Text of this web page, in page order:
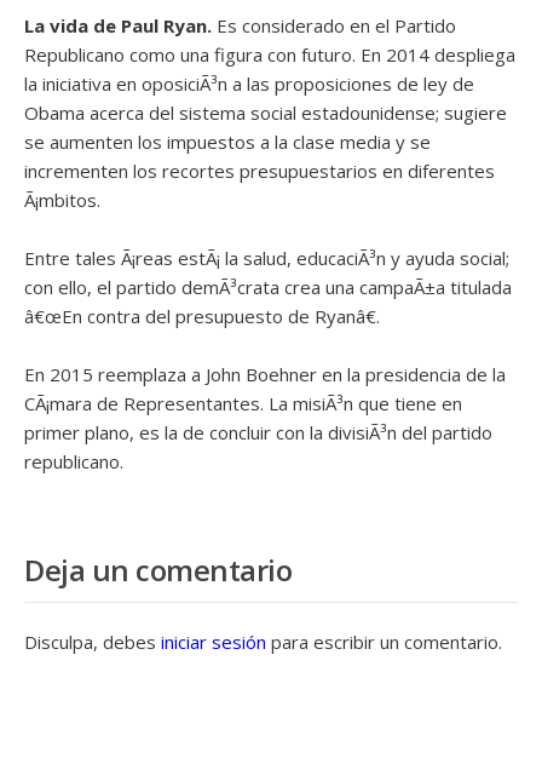
La vida de Paul Ryan. Es considerado en el Partido
Republicano como una figura con futuro. En 2014 despliega
la iniciativa en oposiciÃ³n a las proposiciones de ley de
Obama acerca del sistema social estadounidense; sugiere
se aumenten los impuestos a la clase media y se
incrementen los recortes presupuestarios en diferentes
Ã¡mbitos.
Entre tales Ã¡reas estÃ¡ la salud, educaciÃ³n y ayuda social;
con ello, el partido demÃ³crata crea una campaÃ±a titulada
â€œEn contra del presupuesto de Ryanâ€.
En 2015 reemplaza a John Boehner en la presidencia de la
CÃ¡mara de Representantes. La misiÃ³n que tiene en
primer plano, es la de concluir con la divisiÃ³n del partido
republicano.
Deja un comentario
Disculpa, debes iniciar sesión para escribir un comentario.